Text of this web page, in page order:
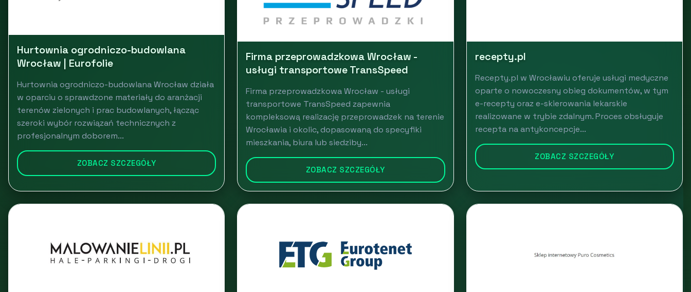
Hurtownia ogrodniczo-budowlana
Wrocław | Eurofolie
Hurtownia ogrodniczo-budowlana Wrocław działa
w oparciu o sprawdzone materiały do aranżacji
terenów zielonych i prac budowlanych, łącząc
szeroki wybór rozwiązań technicznych z
profesjonalnym doborem...
ZOBACZ SZCZEGÓŁY
Firma przeprowadzkowa Wrocław -
usługi transportowe TransSpeed
Firma przeprowadzkowa Wrocław - usługi
transportowe TransSpeed zapewnia
kompleksową realizację przeprowadzek na terenie
Wrocławia i okolic, dopasowaną do specyfiki
mieszkania, biura lub siedziby...
ZOBACZ SZCZEGÓŁY
recepty.pl
Recepty.pl w Wrocławiu oferuje usługi medyczne
oparte o nowoczesny obieg dokumentów, w tym
e-recepty oraz e-skierowania lekarskie
realizowane w trybie zdalnym. Proces obsługuje
recepta na antykoncepcje...
ZOBACZ SZCZEGÓŁY